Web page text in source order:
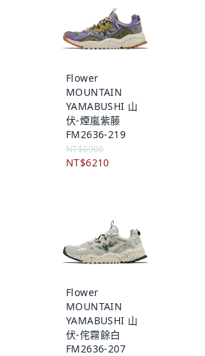
Flower
MOUNTAIN
YAMABUSHI 山
伏-煙嵐紫藤
FM2636-219
NT$6900
NT$6210
Flower
MOUNTAIN
YAMABUSHI 山
伏-侘霧餘白
FM2636-207